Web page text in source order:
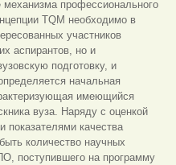
профессионального
TQM необходимо в
участников
аспирантов, но и
подготовку, и
начальная
имеющийся
вуза. Наряду с оценкой
показателями качества
количество научных
поступившего на программу